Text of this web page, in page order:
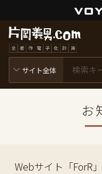
お
Webサイト「ForR